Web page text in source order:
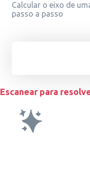
Calcular o eixo de
passo a passo
Escanear para